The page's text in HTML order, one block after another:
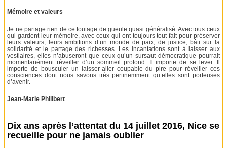
Mémoire et valeurs
Je ne partage rien de ce foutage de gueule quasi généralisé. Avec tous ceux
qui gardent leur mémoire, avec ceux qui ont toujours tout fait pour préserver
leurs valeurs, leurs ambitions d’un monde de paix, de justice, bâti sur la
solidarité et le partage des richesses. Les incantations sont à laisser aux
vestiaires, elles n’abuseront que ceux qu’un sursaut démocratique pourrait
momentanément réveiller d’un sommeil profond. Il importe de se lever. Il
importe de bousculer un laisser-aller coupable du pire pour réveiller ces
consciences dont nous savons très pertinemment qu’elles sont porteuses
d’avenir.
Jean-Marie Philibert
Dix ans après l’attentat du 14 juillet 2016, Nice se
recueille pour ne jamais oublier